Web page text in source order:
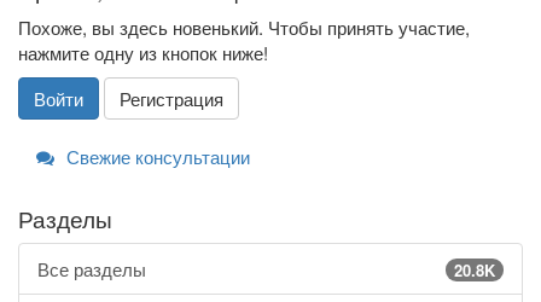
Похоже, вы здесь новенький. Чтобы принять участие,
нажмите одну из кнопок ниже!
Войти
Регистрация
Свежие консультации
Разделы
Все разделы 20.8K